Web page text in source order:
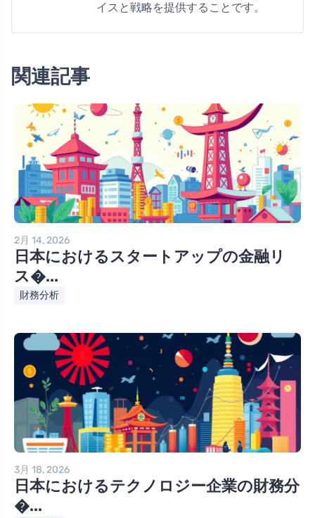
イスと戦略を提供することです。
関連記事
2月 14, 2026
日本におけるスタートアップの金融リ
ス�...
財務分析
3月 18, 2026
日本におけるテクノロジー企業の財務分
�...